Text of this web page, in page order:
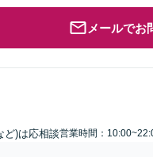
メールでお
ど)は応相談営業時間：